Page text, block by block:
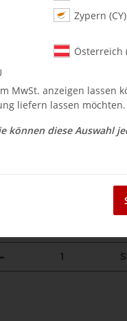
MA127-55
55 Landegestell komplett,
19% USt. , zzgl.Versand
(DE -
Zypern (CY)
Österreich
MwSt. anzeigen lassen
liefern lassen möchten.
können diese Auswahl